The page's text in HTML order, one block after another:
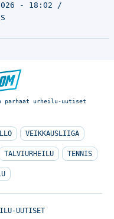
- 18:02
parhaat urheilu-uutiset
VEIKKAUSLIIGA
TALVIURHEILU TENNIS
UUTISET